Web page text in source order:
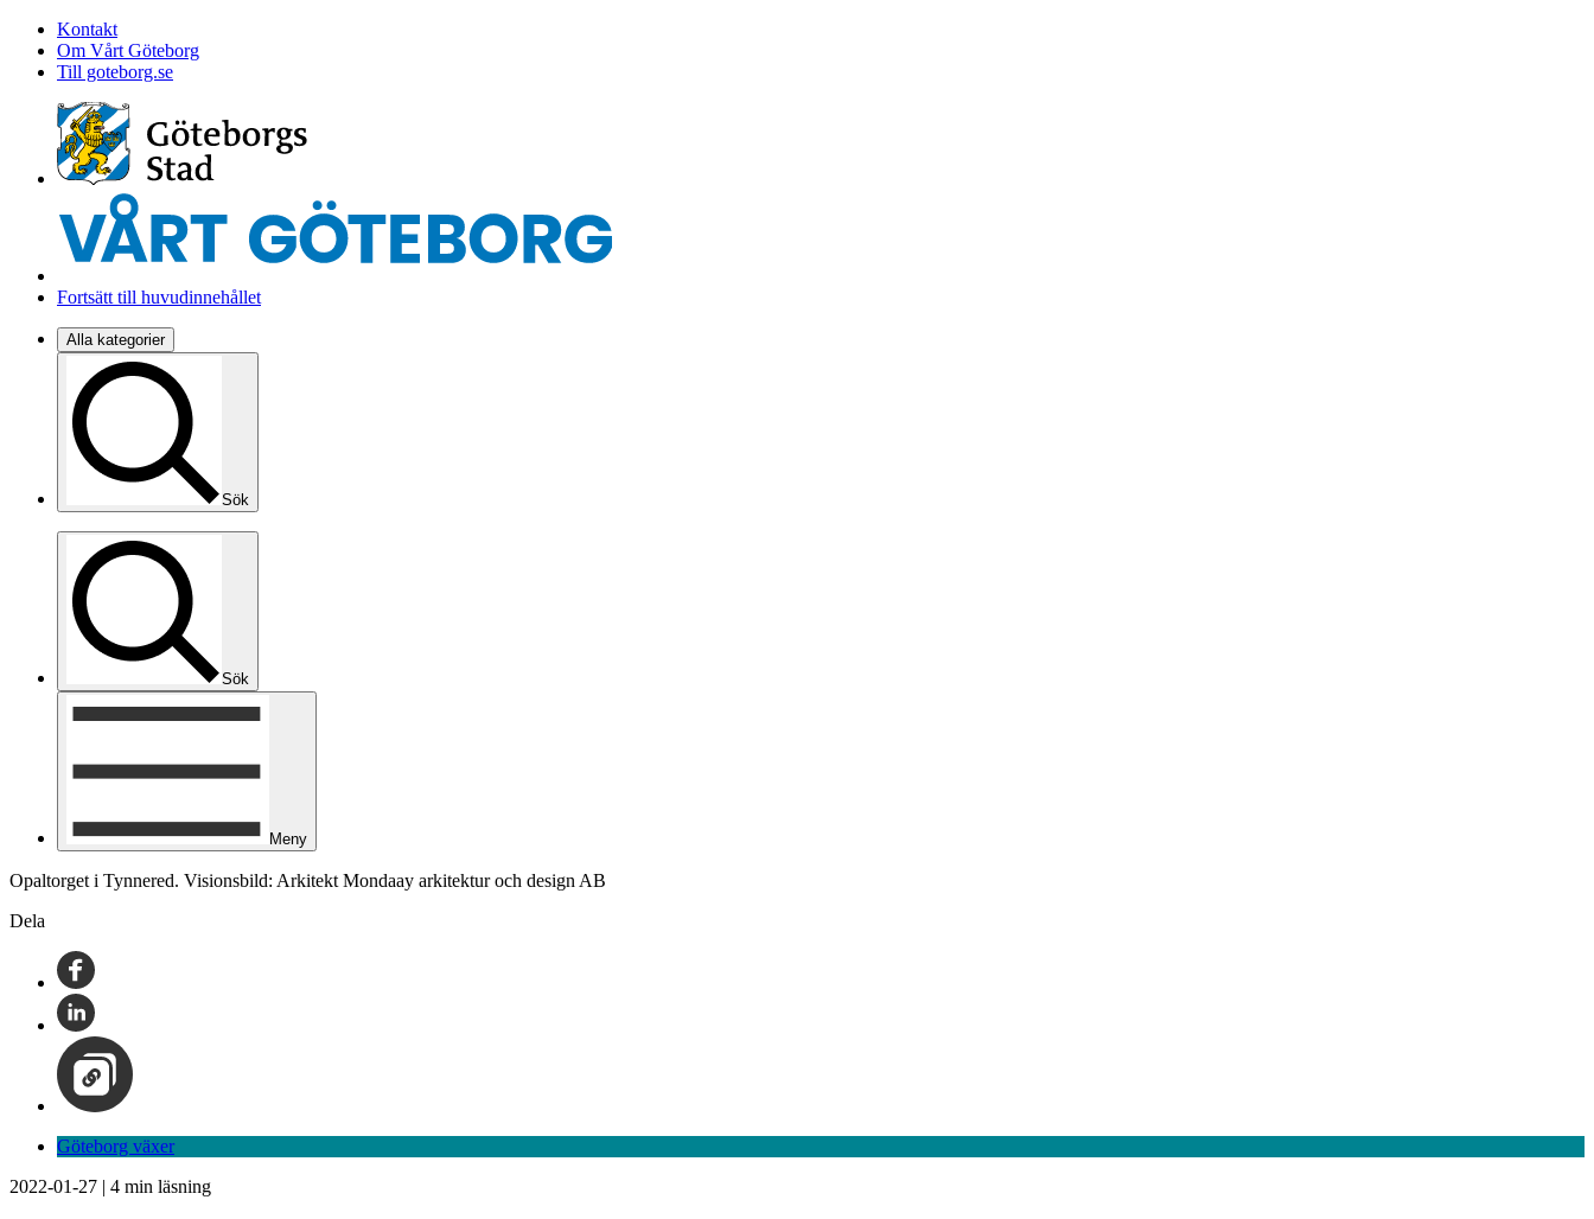
Kontakt
Om Vårt Göteborg
Till goteborg.se
Fortsätt till huvudinnehållet
Alla kategorier
Sök
Sök
Meny
Opaltorget i Tynnered. Visionsbild: Arkitekt Mondaay arkitektur och design AB
Dela
Göteborg växer
2022-01-27 | 4 min läsning